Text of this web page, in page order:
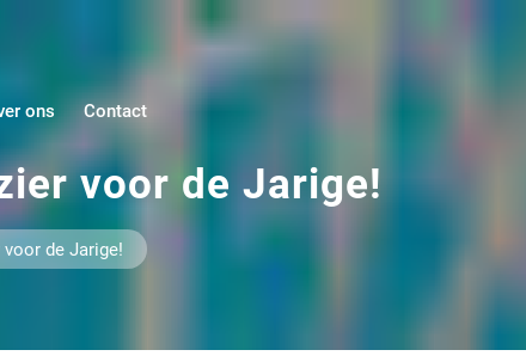
ons Contact
voor de Jarige!
de Jarige!